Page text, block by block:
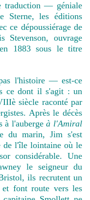
traduction — géniale
Sterne, les éditions
ce dépoussiérage de
Stevenson, ouvrage
1883 sous le titre
l'histoire — est-ce
ce dont il s'agit : un
siècle raconté par
Après le décès
à l'aubergeà l'Amiral
du marin, Jim s'est
de l'île lointaine où le
considérable. Une
le seigneur du
ils recrutent un
et font route vers les